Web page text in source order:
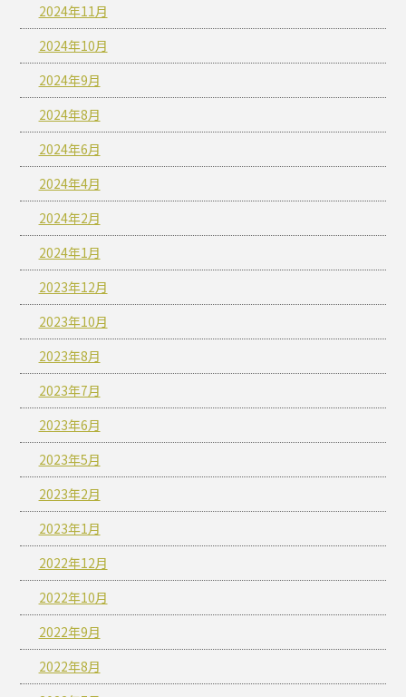
2024年11月
2024年10月
2024年9月
2024年8月
2024年6月
2024年4月
2024年2月
2024年1月
2023年12月
2023年10月
2023年8月
2023年7月
2023年6月
2023年5月
2023年2月
2023年1月
2022年12月
2022年10月
2022年9月
2022年8月